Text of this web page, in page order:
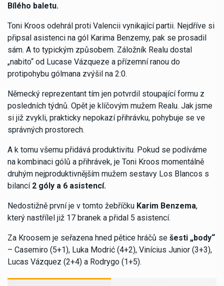
Bílého baletu.
Toni Kroos odehrál proti Valencii vynikající partii. Nejdříve si
připsal asistenci na gól Karima Benzemy, pak se prosadil
sám. A to typickým způsobem. Záložník Realu dostal
„nabito“ od Lucase Vázqueze a přízemní ranou do
protipohybu gólmana zvýšil na 2:0.
Německý reprezentant tím jen potvrdil stoupající formu z
posledních týdnů. Opět je klíčovým mužem Realu. Jak jsme
si již zvykli, prakticky nepokazí přihrávku, pohybuje se ve
správných prostorech.
A k tomu všemu přidává produktivitu. Pokud se podíváme
na kombinaci gólů a přihrávek, je Toni Kroos momentálně
druhým nejproduktivnějším mužem sestavy Los Blancos s
bilancí 2 góly a 6 asistencí.
Nedostižně první je v tomto žebříčku Karim Benzema,
který nastřílel již 17 branek a přidal 5 asistencí.
Za Kroosem je seřazena hned pětice hráčů se šesti „body“
– Casemiro (5+1), Luka Modrić (4+2), Vinícius Junior (3+3),
Lucas Vázquez (2+4) a Rodrygo (1+5).